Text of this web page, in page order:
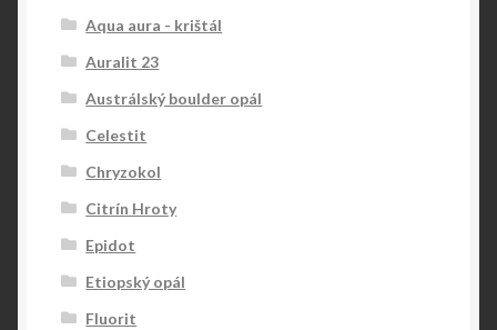
Aqua aura - krištál
Auralit 23
Austrálský boulder opál
Celestit
Chryzokol
Citrín Hroty
Epidot
Etiopský opál
Fluorit